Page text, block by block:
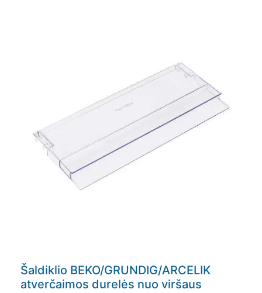
Šaldiklio BEKO/GRUNDIG/ARCELIK
atverčaimos durelės nuo viršaus